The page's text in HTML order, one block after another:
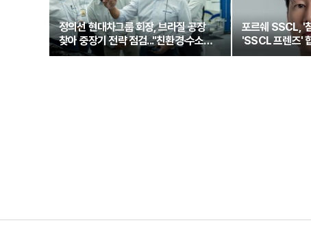
정의선 현대차그룹 회장, 브라질 공장
찾아 중장기 전략 점검..."친환경·수소로
정면돌파"
포르쉐 SSCL, '
'SSCL 프렌즈'
새로운 여정